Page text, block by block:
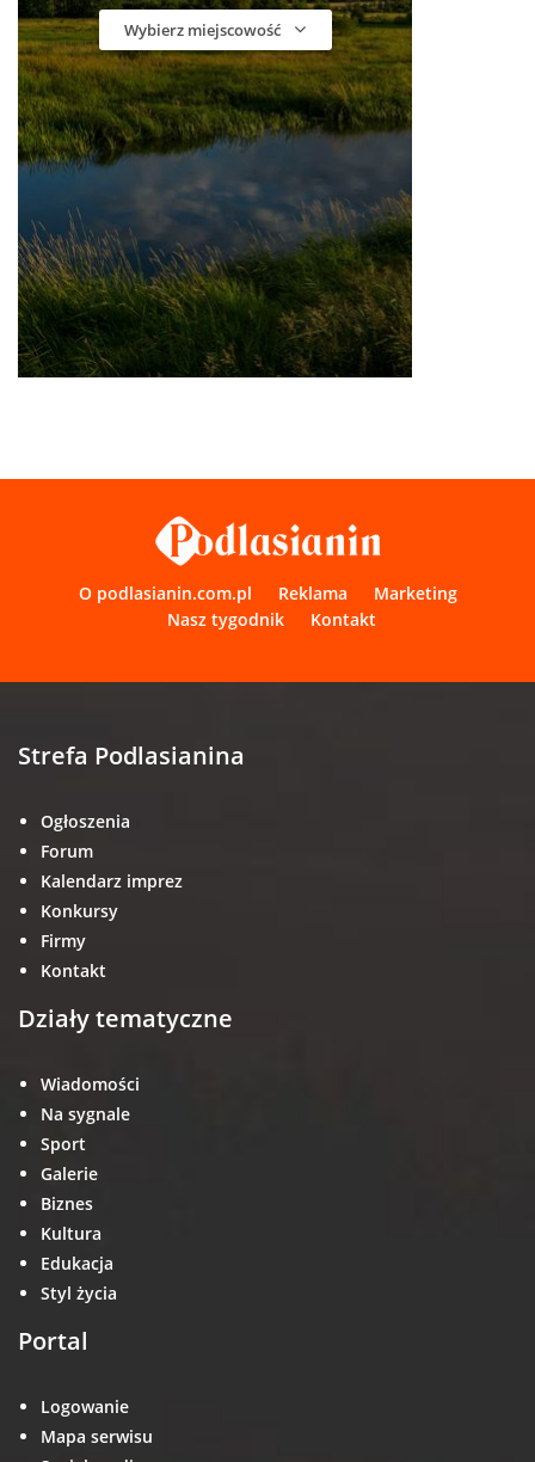
Wybierz miejscowość
O podlasianin.com.pl Reklama
Marketing
Nasz tygodnik
Kontakt
Strefa Podlasianina
Ogłoszenia
Forum
Kalendarz imprez
Konkursy
Firmy
Kontakt
Działy tematyczne
Wiadomości
Na sygnale
Sport
Galerie
Biznes
Kultura
Edukacja
Styl życia
Portal
Logowanie
Mapa serwisu